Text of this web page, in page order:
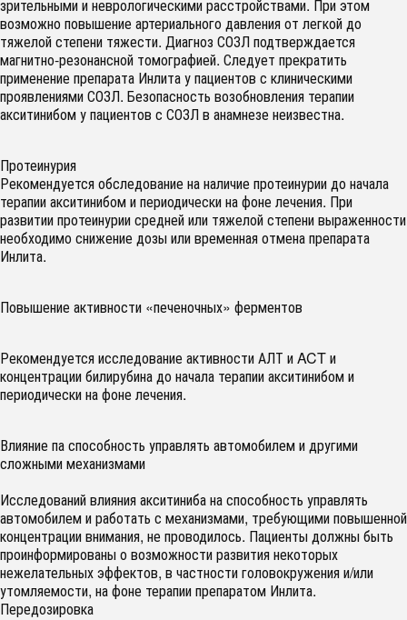
зрительными и неврологическими расстройствами. При этом
возможно повышение артериального давления от легкой до
тяжелой степени тяжести. Диагноз СОЗЛ подтверждается
магнитно-резонансной томографией. Следует прекратить
применение препарата Инлита у пациентов с клиническими
проявлениями СОЗЛ. Безопасность возобновления терапии
акситинибом у пациентов с СОЗЛ в анамнезе неизвестна.
Протеинурия
Рекомендуется обследование на наличие протеинурии до начала
терапии акситинибом и периодически на фоне лечения. При
развитии протеинурии средней или тяжелой степени выраженности
необходимо снижение дозы или временная отмена препарата
Инлита.
Повышение активности «печеночных» ферментов
Рекомендуется исследование активности АЛТ и ACT и
концентрации билирубина до начала терапии акситинибом и
периодически на фоне лечения.
Влияние па способность управлять автомобилем и другими
сложными механизмами
Исследований влияния акситиниба на способность управлять
автомобилем и работать с механизмами, требующими повышенной
концентрации внимания, не проводилось. Пациенты должны быть
проинформированы о возможности развития некоторых
нежелательных эффектов, в частности головокружения и/или
утомляемости, на фоне терапии препаратом Инлита.
Передозировка